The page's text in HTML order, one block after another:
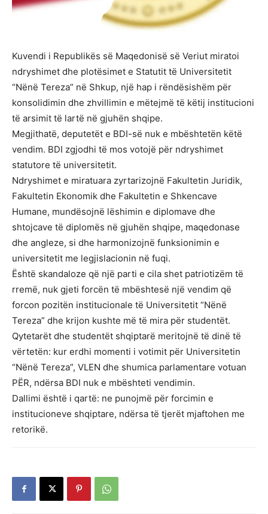
Kuvendi i Republikës së Maqedonisë së Veriut miratoi
ndryshimet dhe plotësimet e Statutit të Universitetit
“Nënë Tereza” në Shkup, një hap i rëndësishëm për
konsolidimin dhe zhvillimin e mëtejmë të këtij institucioni
të arsimit të lartë në gjuhën shqipe.
Megjithatë, deputetët e BDI-së nuk e mbështetën këtë
vendim. BDI zgjodhi të mos votojë për ndryshimet
statutore të universitetit.
Ndryshimet e miratuara zyrtarizojnë Fakultetin Juridik,
Fakultetin Ekonomik dhe Fakultetin e Shkencave
Humane, mundësojnë lëshimin e diplomave dhe
shtojcave të diplomës në gjuhën shqipe, maqedonase
dhe angleze, si dhe harmonizojnë funksionimin e
universitetit me legjislacionin në fuqi.
Është skandaloze që një parti e cila shet patriotizëm të
rremë, nuk gjeti forcën të mbështesë një vendim që
forcon pozitën institucionale të Universitetit “Nënë
Tereza” dhe krijon kushte më të mira për studentët.
Qytetarët dhe studentët shqiptarë meritojnë të dinë të
vërtetën: kur erdhi momenti i votimit për Universitetin
“Nënë Tereza”, VLEN dhe shumica parlamentare votuan
PËR, ndërsa BDI nuk e mbështeti vendimin.
Dallimi është i qartë: ne punojmë për forcimin e
institucioneve shqiptare, ndërsa të tjerët mjaftohen me
retorikë.